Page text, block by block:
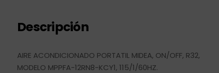
Descripción
AIRE ACONDICIONADO PORTATIL MIDEA, ON/OFF, R32,
MODELO MPPFA-12RN8-KCY1, 115/1/60HZ.